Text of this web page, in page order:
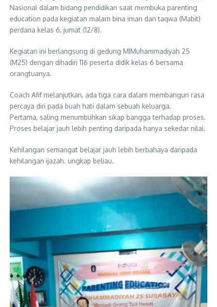
Nasional dalam bidang pendidikan saat membuka parenting
education pada kegiatan malam bina iman dan taqwa (Mabit)
perdana kelas 6, jumat (12/8).
Kegiatan ini berlangsung di gedung MIMuhammadiyah 25
(M25) dengan dihadiri 116 peserta didik kelas 6 bersama
orangtuanya.
Coach Afif melanjutkan, ada tiga cara dalam membangun rasa
percaya diri pada buah hati dalam sebuah keluarga.
Pertama, saling menumbuhkan sikap bangga terhadap proses.
Proses belajar jauh lebih penting daripada hanya sekedar nilai.
Kehilangan semangat belajar jauh lebih berbahaya daripada
kehilangan ijazah. ungkap beliau.